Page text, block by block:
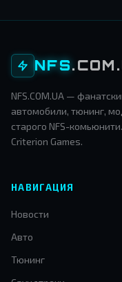
NFS
NFS.COM.UA —
автомобили, тюнинг,
старого NFS-
Criterion Games.
НАВИГАЦИЯ
Новости
Авто
Тюнинг